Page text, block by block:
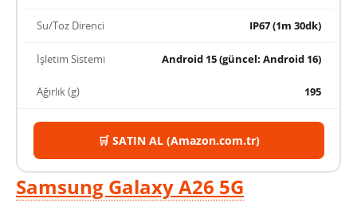
Su/Toz Direnci IP67 (1m 30dk)
İşletim Sistemi Android 15 (güncel: Android 16)
Ağırlık (g) 195
🛒 SATIN AL (Amazon.com.tr)
Samsung Galaxy A26 5G